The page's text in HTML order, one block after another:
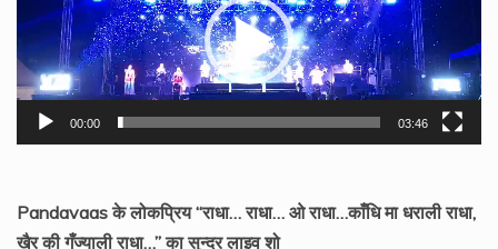
00:00 03:46
Pandavaas के लोकप्रिय “राधा… राधा… ओ राधा…काँधि मा धराली राधा,
खैर की गँज्याली राधा…” का सुन्दर लाइव शो